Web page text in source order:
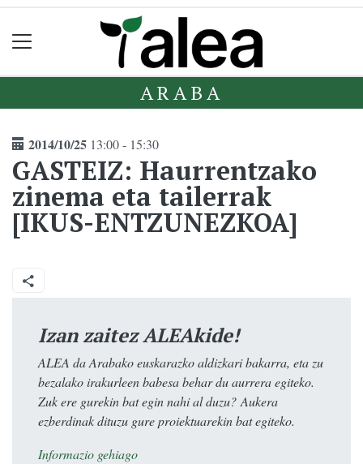
ARABA
2014/10/25 13:00 - 15:30
GASTEIZ: Haurrentzako
zinema eta tailerrak
[IKUS-ENTZUNEZKOA]
Izan zaitez ALEAkide!
ALEA da Arabako euskarazko aldizkari bakarra, eta zu
bezalako irakurleen babesa behar du aurrera egiteko.
Zuk ere gurekin bat egin nahi al duzu? Aukera
ezberdinak dituzu gure proiektuarekin bat egiteko.
Informazio gehiago